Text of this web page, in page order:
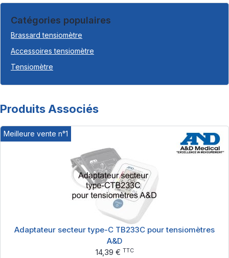
Catégories populaires
Brassard tensiomètre
Accessoires tensiomètre
Tensiomètre
Produits Associés
Meilleure vente n°1
Adaptateur secteur type-C TB233C pour tensiomètres
A&D
14,39 € TTC